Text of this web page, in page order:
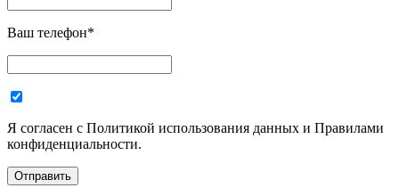
Ваш телефон*
Я согласен с Политикой использования данных и Правилами
конфиденциальности.